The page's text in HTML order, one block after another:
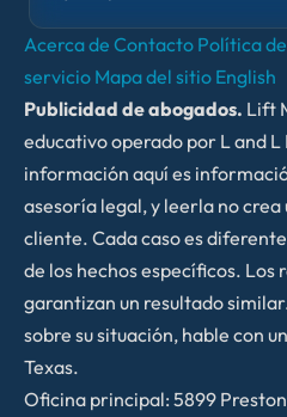
Acerca de Contacto Política
servicio Mapa del sitio English
Publicidad de abogados. Lift
educativo operado por L and L
información aquí es
asesoría legal, y leerla no
cliente. Cada caso es
de los hechos específicos.
garantizan un resultado
sobre su situación, hable con
Texas.
Oficina principal: 5899 Preston